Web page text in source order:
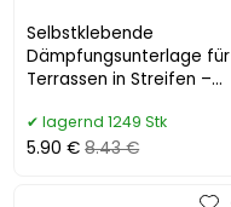
Selbstklebende
Dämpfungsunterlage für
Terrassen in Streifen –
lagernd 1249 Stk
5.90 € 8.43 €